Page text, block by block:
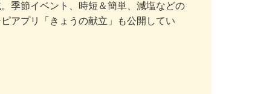
季節イベント、時短＆簡単、減塩などの
アプリ「きょうの献立」も公開してい